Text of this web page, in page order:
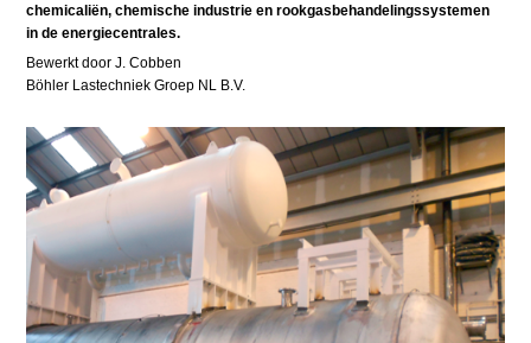
chemicaliën, chemische industrie en rookgasbehandelingssystemen
in de energiecentrales.
Bewerkt door J. Cobben
Böhler Lastechniek Groep NL B.V.